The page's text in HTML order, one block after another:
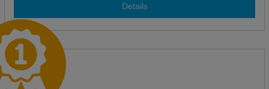
Details